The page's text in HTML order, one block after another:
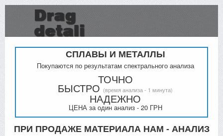
Прайс Контакты
Киев
068-300-5335
Кременчук
098-000-4879
СПЛАВЫ И МЕТАЛЛЫ
Покупаются по результатам спектрального анализа
ТОЧНО
БЫСТРО (время анализа - 1 минута)
НАДЕЖНО
ЦЕНА за один анализ - 20 ГРН
ПРИ ПРОДАЖЕ МАТЕРИАЛА НАМ - АНАЛИЗ